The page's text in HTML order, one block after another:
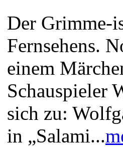
Der Grimme-
Fernsehens.
einem
Schauspieler
sich zu:
in „Salami...